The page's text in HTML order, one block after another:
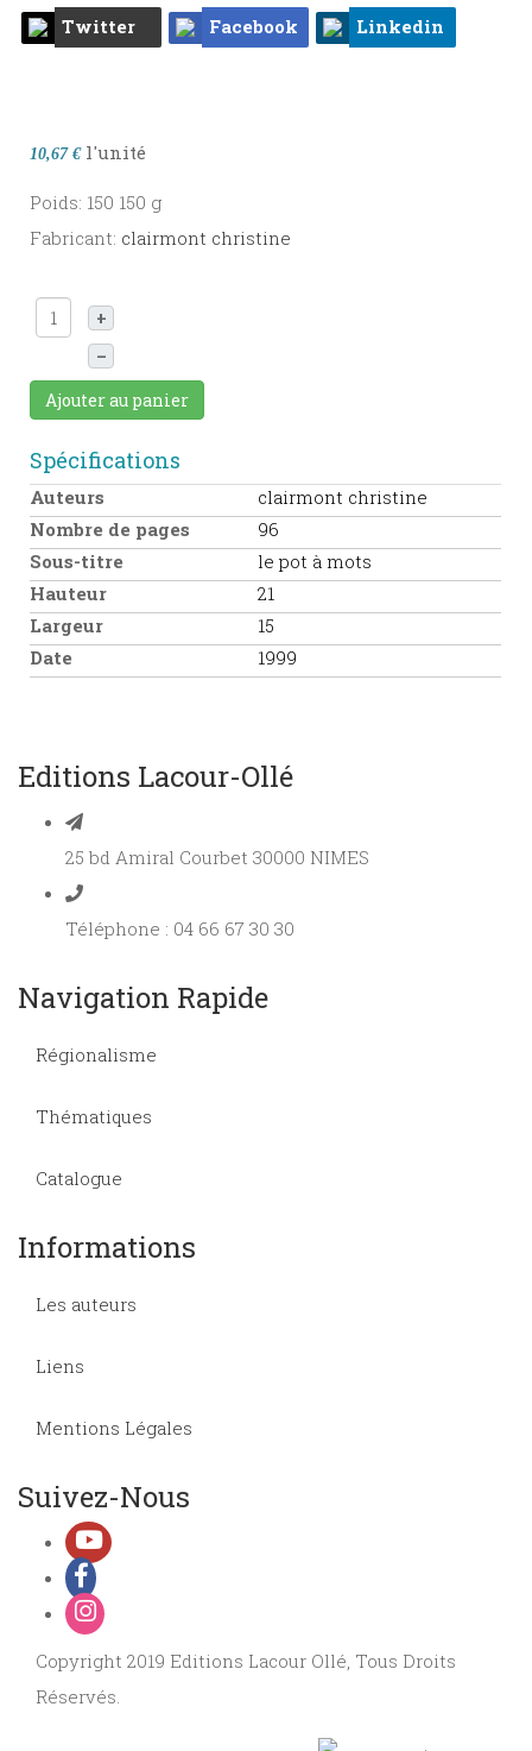
Twitter Facebook Linkedin
10,67 € l'unité
Poids: 150 150 g
Fabricant: clairmont christine
+
–
Ajouter au panier
Spécifications
Auteurs
clairmont christine
Nombre de pages
96
Sous-titre
le pot à mots
Hauteur
21
Largeur
15
Date
1999
Editions Lacour-Ollé
25 bd Amiral Courbet 30000 NIMES
Téléphone : 04 66 67 30 30
Navigation Rapide
Régionalisme
Thématiques
Catalogue
Informations
Les auteurs
Liens
Mentions Légales
Suivez-Nous
Copyright 2019 Editions Lacour Ollé, Tous Droits
Réservés.